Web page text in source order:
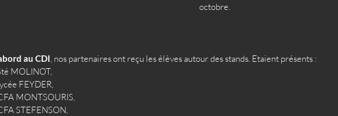
octobre.
au CDI, nos partenaires ont reçu les élèves autour des stands. Etaient présents :
MOLINOT,
FEYDER,
MONTSOURIS,
STEFENSON,